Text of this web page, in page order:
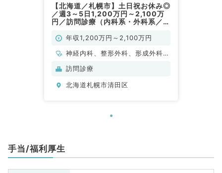
【北海道／札幌市】土日祝お休み◎
／週3～5日1,200万円～2,100万
円／訪問診療（内科系・外科系／常
年収1,200万円～2,100万円
神経内科、整形外科、形成外科、
脳神経外科、呼吸器外科、心臓血
環器内科、呼吸器内科、消化器内
訪問診療
北海道札幌市清田区
手当/福利厚生